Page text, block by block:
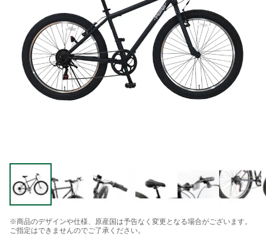
※商品のデザインや仕様、原産国は予告なく変更となる場合がございます。
ご指定はできませんのでご了承ください。